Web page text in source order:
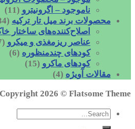
ناموجود – اگرونیترو (11)
محصولات برند میل تار ترکیه (34)
اصلاح‌کننده‌های ساختار
عناصر ریزمغذی و میکرو (7)
کودهای چندمنظوره (6)
کودهای ماکرو (15)
مقالات آویژه (4)
Copyright 2026 © Flatsome Theme